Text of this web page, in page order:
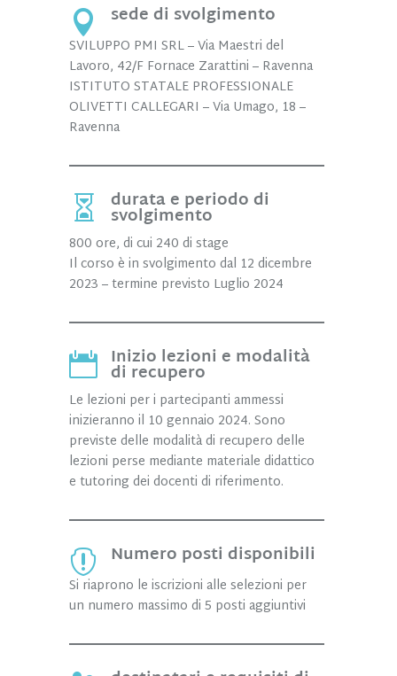
 sede di svolgimento
SVILUPPO PMI SRL – Via Maestri del
Lavoro, 42/F Fornace Zarattini – Ravenna
ISTITUTO STATALE PROFESSIONALE
OLIVETTI CALLEGARI – Via Umago, 18 –
Ravenna
 durata e periodo di
svolgimento
800 ore, di cui 240 di stage
Il corso è in svolgimento dal 12 dicembre
2023 – termine previsto Luglio 2024
 Inizio lezioni e modalità
di recupero
Le lezioni per i partecipanti ammessi
inizieranno il 10 gennaio 2024. Sono
previste delle modalità di recupero delle
lezioni perse mediante materiale didattico
e tutoring dei docenti di riferimento.
 Numero posti disponibili
Si riaprono le iscrizioni alle selezioni per
un numero massimo di 5 posti aggiuntivi